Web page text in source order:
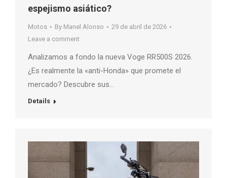
espejismo asiático?
Motos By Manel Alonso
29 de abril de 2026
Leave a comment
Analizamos a fondo la nueva Voge RR500S 2026.
¿Es realmente la «anti-Honda» que promete el
mercado? Descubre sus…
Details